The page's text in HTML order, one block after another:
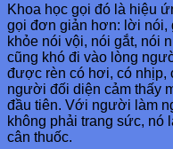
Khoa học gọi đó là hiệu
gọi đơn giản hơn: lời nói,
khỏe nói vội, nói gắt, nói
cũng khó đi vào lòng
được rèn có hơi, có nhịp,
người đối diện cảm thấy
đầu tiên. Với người làm
không phải trang sức, nó
cân thuốc.